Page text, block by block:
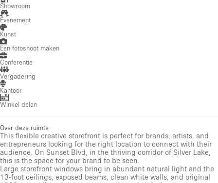
Showroom
Evenement
Kunst
Een fotoshoot maken
Conferentie
Vergadering
Kantoor
Winkel delen
Over deze ruimte
This flexible creative storefront is perfect for brands, artists, and
entrepreneurs looking for the right location to connect with their
audience. On Sunset Blvd, in the thriving corridor of Silver Lake,
this is the space for your brand to be seen.
Large storefront windows bring in abundant natural light and the
13-foot ceilings, exposed beams, clean white walls, and original